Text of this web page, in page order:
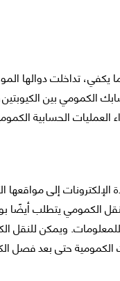
تداخلت دوالها
الكمومي بين
العمليات الحسابية
الإلكترونات إلى
الكمومي يتطلب أيضًا
ويمكن للنقل
الكمومية حتى بعد فصل